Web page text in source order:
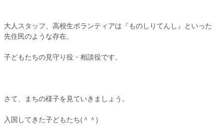
大人スタッフ、高校生ボランティアは『ものしりてんし』といった
先住民のような存在。
子どもたちの見守り役・相談役です。
さて、まちの様子を見ていきましょう。
入国してきた子どもたち(＾＾)